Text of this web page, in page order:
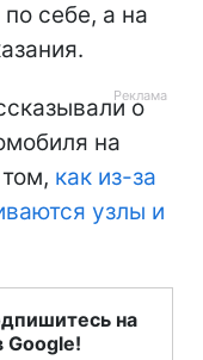
себе, а на
о
на
как из-за
узлы и
на
Google!